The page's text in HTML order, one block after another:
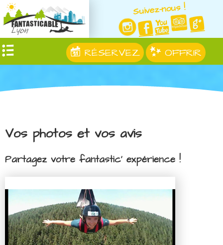
Suivez-nous !
RÉSERVEZ OFFRIR
Vos photos et vos avis
Partagez votre fantastic' expérience !